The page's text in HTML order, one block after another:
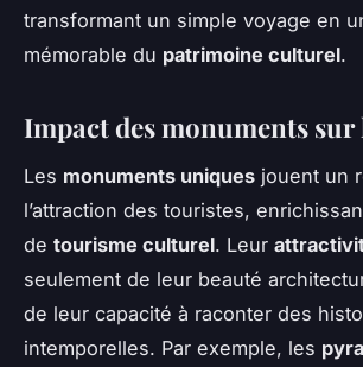
transformant un simple voyage en
mémorable du patrimoine culturel.
Impact des monuments
Les monuments uniques jouent un
l’attraction des touristes,
de tourisme culturel. Leur
seulement de leur beauté
de leur capacité à raconter des
intemporelles. Par exemple, les